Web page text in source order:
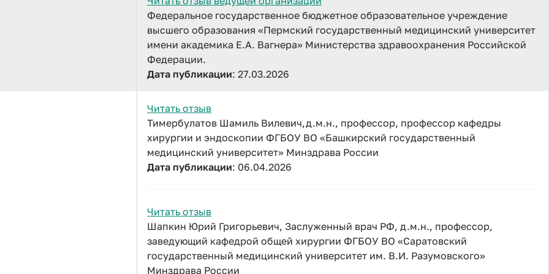
Федеральное государственное бюджетное образовательное учреждение
высшего образования «Пермский государственный медицинский университет
имени академика Е.А. Вагнера» Министерства здравоохранения Российской
Федерации.
Дата публикации: 27.03.2026
Читать отзыв
Тимербулатов Шамиль Вилевич,д.м.н., профессор, профессор кафедры
хирургии и эндоскопии ФГБОУ ВО «Башкирский государственный
медицинский университет» Минздрава России
Дата публикации: 06.04.2026
Читать отзыв
Шапкин Юрий Григорьевич, Заслуженный врач РФ, д.м.н., профессор,
заведующий кафедрой общей хирургии ФГБОУ ВО «Саратовский
государственный медицинский университет им. В.И. Разумовского»
Минздрава России